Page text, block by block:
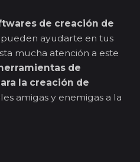
de creación de
ayudarte en tus
mucha atención a este
de
la creación de
amigas y enemigas a la